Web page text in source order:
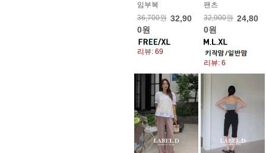
임부복
36,700원 32,90
0원
리뷰: 69
팬츠
32,900원 24,80
0원
리뷰: 6